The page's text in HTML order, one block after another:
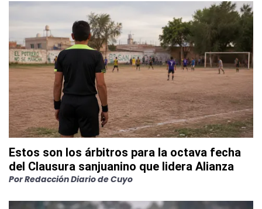
Estos son los árbitros para la octava fecha
del Clausura sanjuanino que lidera Alianza
PorRedacción Diario de Cuyo